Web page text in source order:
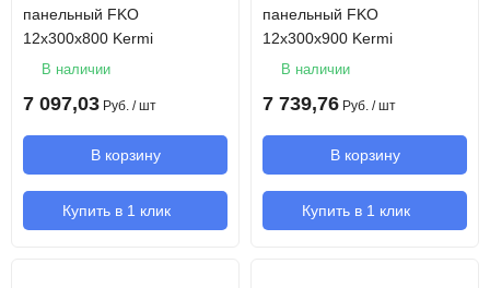
панельный FKO
12х300х800 Kermi
В наличии
7 097,03 Руб. / шт
В корзину
Купить в 1 клик
панельный FKO
12х300х900 Kermi
В наличии
7 739,76 Руб. / шт
В корзину
Купить в 1 клик